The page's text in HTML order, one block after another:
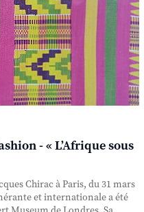
- « L’Afrique sous
Chirac à Paris, du 31 mars
et internationale a été